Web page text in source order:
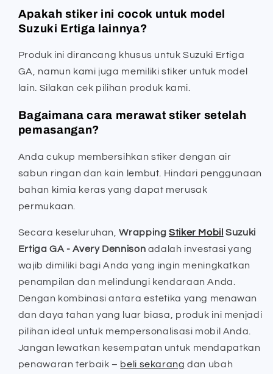
Apakah stiker ini cocok untuk model
Suzuki Ertiga lainnya?
Produk ini dirancang khusus untuk Suzuki Ertiga
GA, namun kami juga memiliki stiker untuk model
lain. Silakan cek pilihan produk kami.
Bagaimana cara merawat stiker setelah
pemasangan?
Anda cukup membersihkan stiker dengan air
sabun ringan dan kain lembut. Hindari penggunaan
bahan kimia keras yang dapat merusak
permukaan.
Secara keseluruhan,WrappingStiker Mobil Suzuki
Ertiga GA - Avery Dennison adalah investasi yang
wajib dimiliki bagi Anda yang ingin meningkatkan
penampilan dan melindungi kendaraan Anda.
Dengan kombinasi antara estetika yang menawan
dan daya tahan yang luar biasa, produk ini menjadi
pilihan ideal untuk mempersonalisasi mobil Anda.
Jangan lewatkan kesempatan untuk mendapatkan
penawaran terbaik – beli sekarang dan ubah